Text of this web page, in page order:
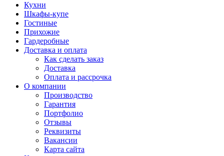
Кухни
Шкафы-купе
Гостиные
Прихожие
Гардеробные
Доставка и оплата
Как сделать заказ
Доставка
Оплата и рассрочка
О компании
Производство
Гарантия
Портфолио
Отзывы
Реквизиты
Вакансии
Карта сайта